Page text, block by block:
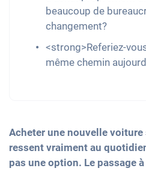
beaucoup de
changement?
<strong>Referiez-
même chemin
Acheter une nouvelle voiture
ressent vraiment au
pas une option. Le passage